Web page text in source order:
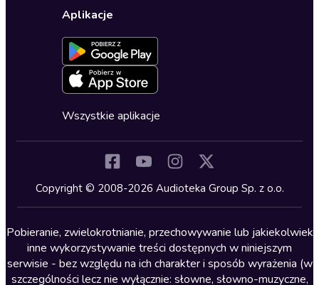
Dla młodzieży
Kryminały
Lektury szkolne
Literatura anglojęzyczna
Literatura faktu
Literatura obyczajowa
Ustawienia prywatności
Formularz zgłaszania nielegalnych treści
Deklaracja dostępności
Oferta dla firm i bibliotek
Dołącz do newslettera
Blog
Zapowiedzi
Cykle audiobooków
Aplikacje
Wszystkie aplikacje
Copyright © 2008-2026 Audioteka Group Sp. z o.o.
Pobieranie, zwielokrotnianie, przechowywanie lub jakiekolwiek
inne wykorzystywanie treści dostępnych w niniejszym
serwisie - bez względu na ich charakter i sposób wyrażenia (w
szczególności lecz nie wyłącznie: słowne, słowno-muzyczne,